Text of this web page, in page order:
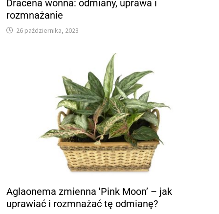
Dracena wonna: odmiany, uprawa i
rozmnażanie
26 października, 2023
Aglaonema zmienna 'Pink Moon’ – jak
uprawiać i rozmnażać tę odmianę?